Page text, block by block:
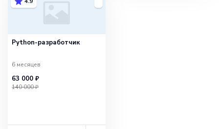
Python-разработчик
6 месяцев
63 000 ₽
140 000 ₽